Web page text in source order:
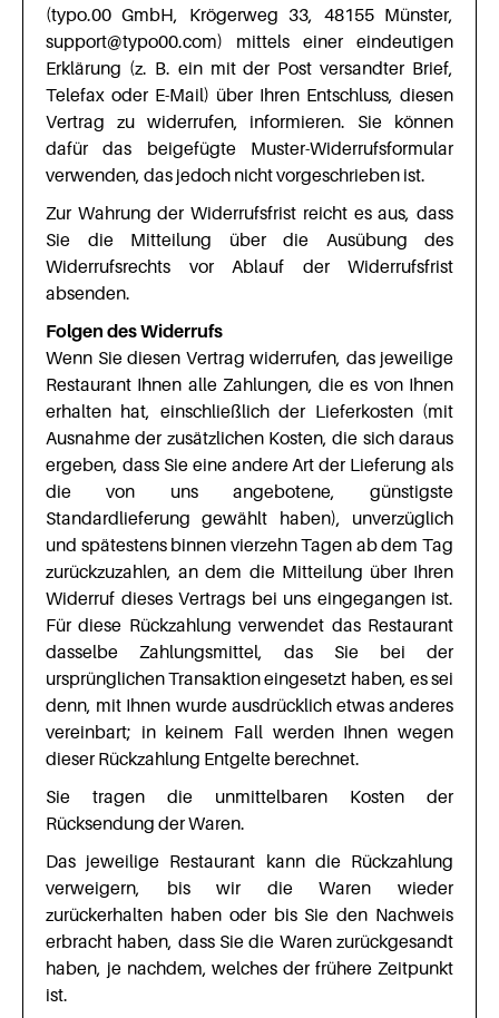
(typo.00 GmbH, Krögerweg 33, 48155 Münster,
support@typo00.com) mittels einer eindeutigen
Erklärung (z. B. ein mit der Post versandter Brief,
Telefax oder E-Mail) über Ihren Entschluss, diesen
Vertrag zu widerrufen, informieren. Sie können
dafür das beigefügte Muster-Widerrufsformular
verwenden, das jedoch nicht vorgeschrieben ist.
Zur Wahrung der Widerrufsfrist reicht es aus, dass
Sie die Mitteilung über die Ausübung des
Widerrufsrechts vor Ablauf der Widerrufsfrist
absenden.
Folgen des Widerrufs
Wenn Sie diesen Vertrag widerrufen, das jeweilige
Restaurant Ihnen alle Zahlungen, die es von Ihnen
erhalten hat, einschließlich der Lieferkosten (mit
Ausnahme der zusätzlichen Kosten, die sich daraus
ergeben, dass Sie eine andere Art der Lieferung als
die von uns angebotene, günstigste
Standardlieferung gewählt haben), unverzüglich
und spätestens binnen vierzehn Tagen ab dem Tag
zurückzuzahlen, an dem die Mitteilung über Ihren
Widerruf dieses Vertrags bei uns eingegangen ist.
Für diese Rückzahlung verwendet das Restaurant
dasselbe Zahlungsmittel, das Sie bei der
ursprünglichen Transaktion eingesetzt haben, es sei
denn, mit Ihnen wurde ausdrücklich etwas anderes
vereinbart; in keinem Fall werden Ihnen wegen
dieser Rückzahlung Entgelte berechnet.
Sie tragen die unmittelbaren Kosten der
Rücksendung der Waren.
Das jeweilige Restaurant kann die Rückzahlung
verweigern, bis wir die Waren wieder
zurückerhalten haben oder bis Sie den Nachweis
erbracht haben, dass Sie die Waren zurückgesandt
haben, je nachdem, welches der frühere Zeitpunkt
ist.